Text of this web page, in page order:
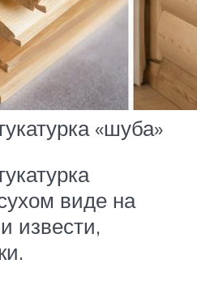
«шуба»
виде на
извести,